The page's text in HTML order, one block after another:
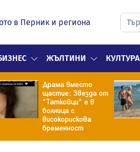
в Перник и региона
ЖЪЛТИНИ КУЛТУРА
Драма вместо
щастие: Звезда от
"Татковци" е в
болница с
високорискова
бременност